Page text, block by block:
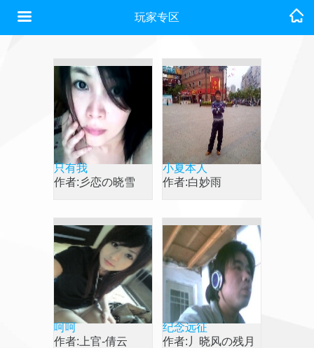
玩家专区
只有我
作者:彡恋の晓雪
小夏本人
作者:白妙雨
呵呵
作者:上官-倩云
纪念远征
作者:丿晓风の残月